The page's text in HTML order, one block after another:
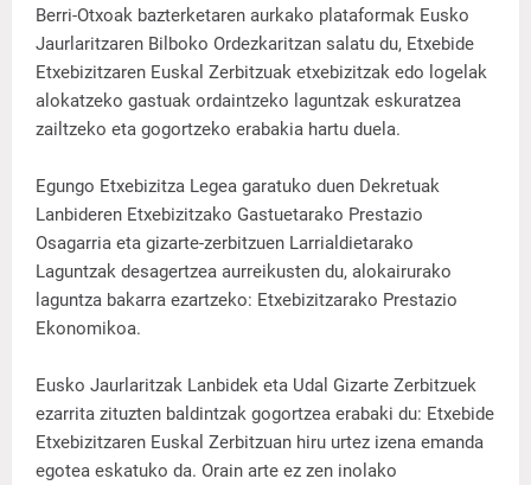
Berri-Otxoak bazterketaren aurkako plataformak Eusko
Jaurlaritzaren Bilboko Ordezkaritzan salatu du, Etxebide
Etxebizitzaren Euskal Zerbitzuak etxebizitzak edo logelak
alokatzeko gastuak ordaintzeko laguntzak eskuratzea
zailtzeko eta gogortzeko erabakia hartu duela.
Egungo Etxebizitza Legea garatuko duen Dekretuak
Lanbideren Etxebizitzako Gastuetarako Prestazio
Osagarria eta gizarte-zerbitzuen Larrialdietarako
Laguntzak desagertzea aurreikusten du, alokairurako
laguntza bakarra ezartzeko: Etxebizitzarako Prestazio
Ekonomikoa.
Eusko Jaurlaritzak Lanbidek eta Udal Gizarte Zerbitzuek
ezarrita zituzten baldintzak gogortzea erabaki du: Etxebide
Etxebizitzaren Euskal Zerbitzuan hiru urtez izena emanda
egotea eskatuko da. Orain arte ez zen inolako